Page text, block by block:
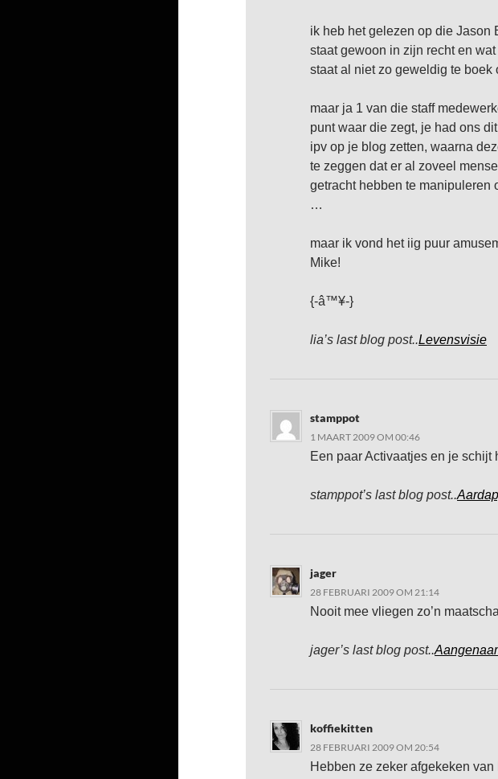
ik heb het gelezen op die Jason
staat gewoon in zijn recht en
staat al niet zo geweldig te
maar ja 1 van die staff
punt waar die zegt, je had ons
ipv op je blog zetten, waarna
te zeggen dat er al zoveel
getracht hebben te manipuleren
…
maar ik vond het iig puur
Mike!
{-â™¥-}
lia’s last blog post..Levensvisie
stamppot
1 MAART 2009 OM 00:46
Een paar Activaatjes en je schijt
stamppot’s last blog post..
jager
28 FEBRUARI 2009 OM 21:14
Nooit mee vliegen zo’n
jager’s last blog post..
koffiekitten
28 FEBRUARI 2009 OM 20:54
Hebben ze zeker afgekeken